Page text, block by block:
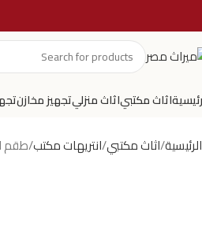
اثاث مكتبياثاث منزليتجهيز مخازن
الرئيسية اثاث مكتبي انتريهات مكتب طقم